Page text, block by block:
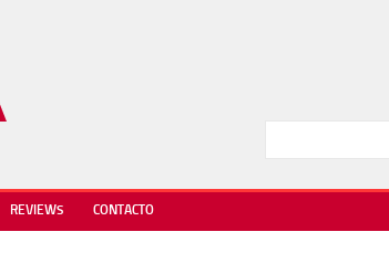
REVIEWS CONTACTO